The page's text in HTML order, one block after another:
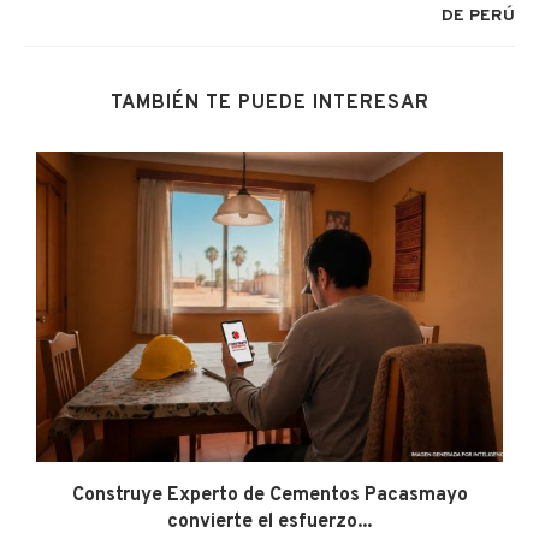
DE PERÚ
TAMBIÉN TE PUEDE INTERESAR
Construye Experto de Cementos Pacasmayo
convierte el esfuerzo...